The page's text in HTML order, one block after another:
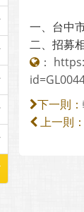
一、台中
二、招募
：
下一則：
上一則：